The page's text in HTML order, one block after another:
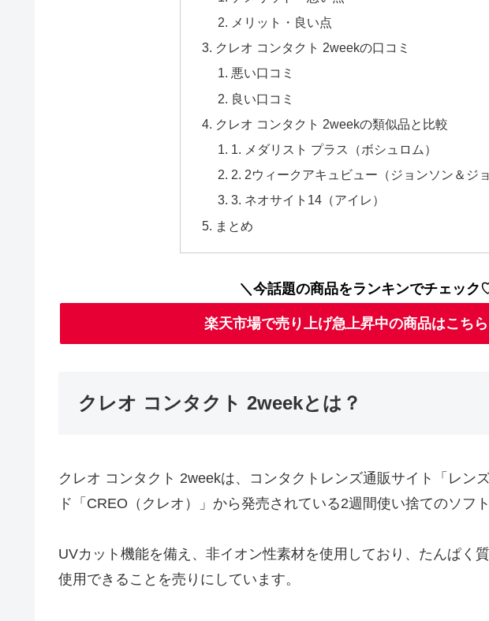
メリット・良い点
クレオ コンタクト 2weekの口コミ
悪い口コミ
良い口コミ
クレオ コンタクト 2weekの類似品と比較
1. メダリスト プラス（ボシュロム）
2. 2ウィークアキュビュー（ジョンソン＆ジョ
3. ネオサイト14（アイレ）
まとめ
＼今話題の商品をランキンでチェック
楽天市場で売り上げ急上昇中の商品はこち
クレオ コンタクト 2weekとは？
クレオ コンタクト 2weekは、コンタクトレンズ通販サイト「レン
ド「CREO（クレオ）」から発売されている2週間使い捨てのソフ
UVカット機能を備え、非イオン性素材を使用しており、たんぱく
使用できることを売りにしています。